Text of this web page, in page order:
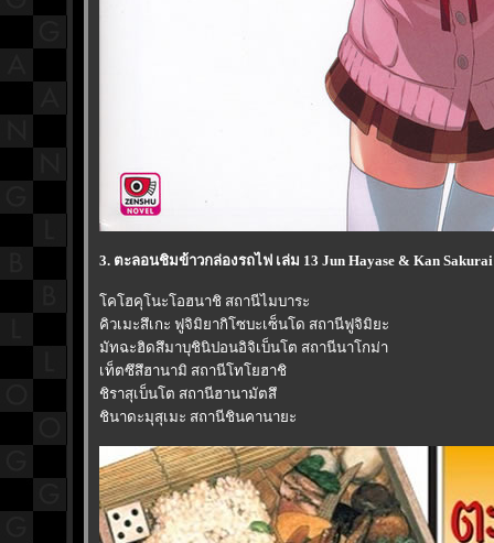
3. ตะลอนชิมข้าวกล่องรถไฟ เล่ม 13 Jun Hayase & Kan
คโฮคุโนะโอฮนาชิ สถานีไมบาระ
คิวเมะสึเกะ ฟูจิมิยากิโซบะเซ็นโด สถานีฟูจิมิยะ
มัทฉะฮิดสึมาบุชินิปอนอิจิเบ็นโต สถานีนาโกม่า
เท็ตซึสึฮานามิ สถานีโทโยฮาชิ
ชิราสุเบ็นโต สถานีฮานามัตสึ
ชินาดะมุสุเมะ สถานีชินคานายะ